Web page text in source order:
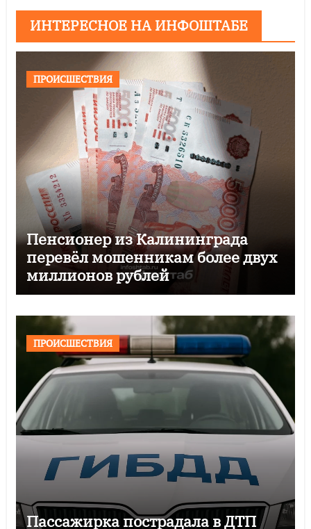
ИНТЕРЕСНОЕ НА ИНФОШТАБЕ
ПРОИСШЕСТВИЯ
Пенсионер из Калининграда
перевёл мошенникам более двух
миллионов рублей
ПРОИСШЕСТВИЯ
Пассажирка пострадала в ДТП